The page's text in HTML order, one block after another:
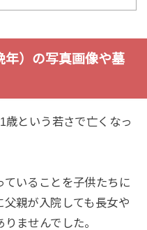
年）の写真画像や墓
歳という若さで亡くなっ
いることを子供たちに
親が入院しても長女や
ませんでした。